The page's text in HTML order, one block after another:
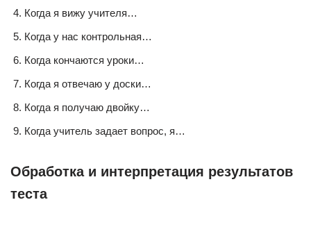
Когда я вижу учителя…
Когда у нас контрольная…
Когда кончаются уроки…
Когда я отвечаю у доски…
Когда я получаю двойку…
Когда учитель задает вопрос, я…
Обработка и интерпретация результатов
теста